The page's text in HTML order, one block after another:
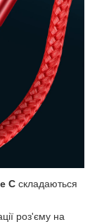
C складаються
роз'єму на